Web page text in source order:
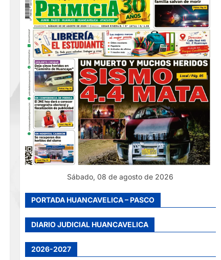
Sábado, 08 de agosto de 2026
PORTADA HUANCAVELICA – PASCO
DIARIO JUDICIAL HUANCAVELICA
2026-2027